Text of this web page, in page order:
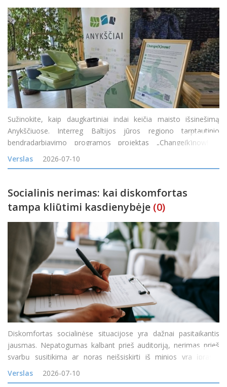
Sužinokite, kaip daugkartiniai indai keičia maisto išsinešimą
Anykščiuose. Interreg Baltijos jūros regiono tarptautinio
bendradarbiavimo programos projektas „Change(k)now! –
mąstysenos keitimas nuo vienkartinio naudojimo į žiedines arba
daugkartinio naudojimo maisto
Verslas 2026-07-10
Socialinis nerimas: kai diskomfortas
tampa kliūtimi kasdienybėje (0)
Diskomfortas socialinėse situacijose yra dažnai pasitaikantis
jausmas. Nepatogumas kalbant prieš auditoriją, nerimas prieš
svarbų susitikimą ar noras neišsiskirti iš minios yra įprasta
reakcija į tam tikras situacijas. Tačiau kai diskomfortas tampa
nuolatinis, o baimė &nd
Verslas 2026-07-10